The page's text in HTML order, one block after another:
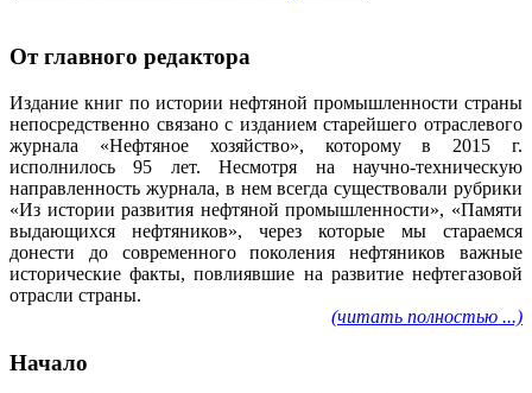
От главного редактора
Издание книг по истории нефтяной промышленности страны
непосредственно связано с изданием старейшего отраслевого
журнала «Нефтяное хозяйство», которому в 2015 г.
исполнилось 95 лет. Несмотря на научно-техническую
направленность журнала, в нем всегда существовали рубрики
«Из истории развития нефтяной промышленности», «Памяти
выдающихся нефтяников», через которые мы стараемся
донести до современного поколения нефтяников важные
исторические факты, повлиявшие на развитие нефтегазовой
отрасли страны.
(читать полностью ...)
Начало